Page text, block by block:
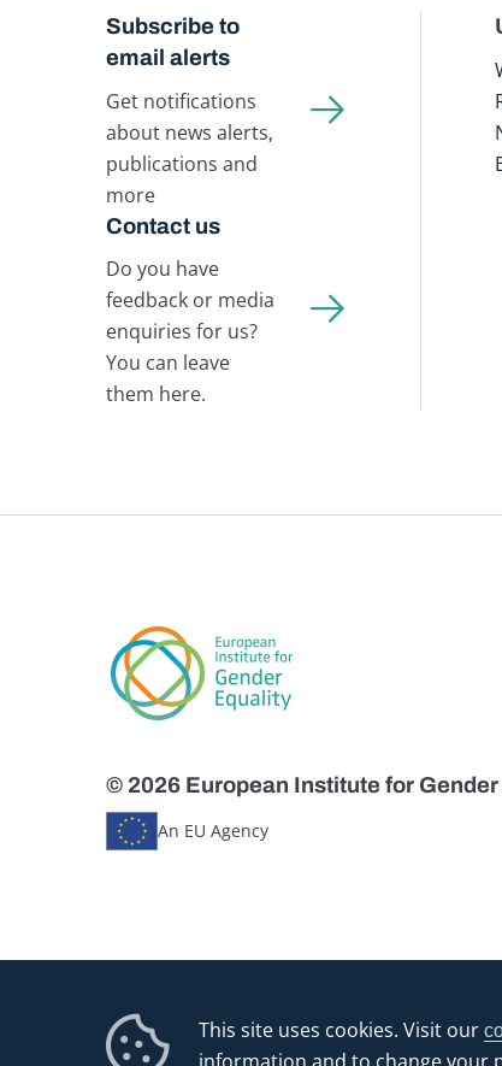
This site uses cookies. Visit our
Subscribe to
email alerts
Get notifications
about news alerts,
publications and
more
Contact us
Do you have
feedback or media
enquiries for us?
You can leave
them here.
© 2026 European Institute for
An EU Agency